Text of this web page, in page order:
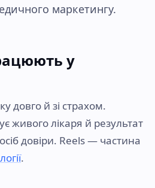
маркетингу.
у
довго й зі страхом.
живого лікаря й результат
довіри. Reels — частина
.